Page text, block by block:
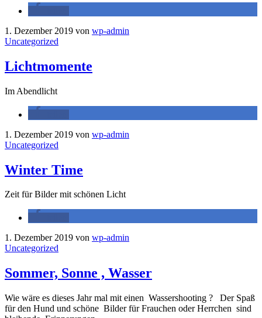
1. Dezember 2019 von wp-admin
Uncategorized
Lichtmomente
Im Abendlicht
1. Dezember 2019 von wp-admin
Uncategorized
Winter Time
Zeit für Bilder mit schönen Licht
1. Dezember 2019 von wp-admin
Uncategorized
Sommer, Sonne , Wasser
Wie wäre es dieses Jahr mal mit einen Wassershooting ? Der Spaß
für den Hund und schöne Bilder für Frauchen oder Herrchen sind